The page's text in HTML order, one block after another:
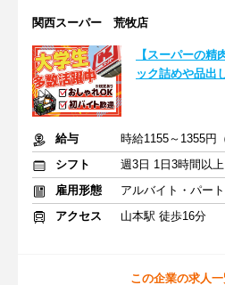
関西スーパー 荒牧店
【スーパーの
ック詰めや品出
給与
シフト
週3日 1日3時間以上
雇用形態
アルバイト・パート
アクセス
山本駅 徒歩16分
この企業の求人